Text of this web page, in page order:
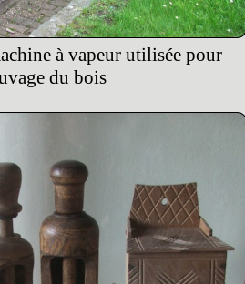
à vapeur utilisée pour
du bois